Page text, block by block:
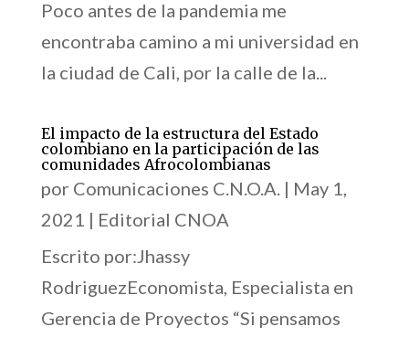
Poco antes de la pandemia me
encontraba camino a mi universidad en
la ciudad de Cali, por la calle de la...
El impacto de la estructura del Estado
colombiano en la participación de las
comunidades Afrocolombianas
por Comunicaciones C.N.O.A.| May 1,
2021 | Editorial CNOA
Escrito por:Jhassy
RodriguezEconomista, Especialista en
Gerencia de Proyectos “Si pensamos